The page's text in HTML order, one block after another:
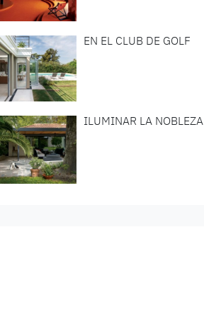
EN EL CLUB DE GOLF
ILUMINAR LA NOBLEZA